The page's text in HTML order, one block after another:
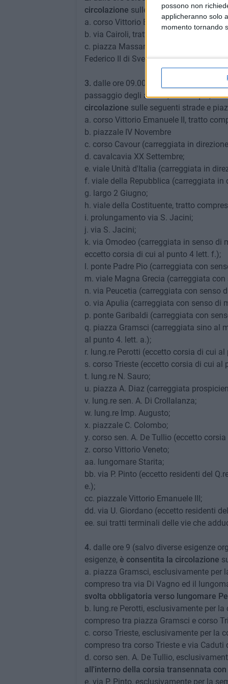
possono non
applicheranno solo
momento tornando
circolazione sulle seguenti strade e
a. corso Vittorio Emanuele II, tratto
b. via Cairoli, tratto compreso tra via
c. piazza Massari, carreggiata con
Federico II di Svevia;
3. dalle ore 09.00 (salvo diverse
passaggio degli atleti e, comunque,
circolazione sulle seguenti strade e
a. corso Vittorio Emanuele II, tratto
b. piazzale IV Novembre
c. corso Cavour (carreggiata in
d. cavalcavia XX Settembre;
e. viale Unità d'Italia (carreggiata in
f. viale della Repubblica (carreggiata in
g. largo 2 Giugno;
h. viale della Costituente, tratto
i. prolungamento via S. Jacini;
j. via S. Jacini;
k. via Omodeo (carreggiata in senso di
eccetto corsia di cui al punto 4 lett. f.);
l. ponte Padre Pio (carreggiata con
m. viale Magna Grecia (carreggiata
n. via Peucetia (carreggiata con senso
o. via Apulia (carreggiata con senso di
p. ponte Garibaldi (carreggiata con
q. piazza Gramsci (carreggiata sino al
al punto 4. lett. a.);
r. lung.re Perotti (eccetto corsia di cui al
s. corso Trieste (eccetto corsia di cui al
t. lung.re N. Sauro;
u. piazza A. Diaz (carreggiata
v. lung.re sen. A. Di Crollalanza;
w. lung.re Imp. Augusto;
x. piazzale C. Colombo;
y. corso sen. A. De Tullio (eccetto
z. corso Vittorio Veneto;
aa. lungomare Starita;
bb. via P. Pinto (eccetto residenti del
e.);
cc. piazzale Vittorio Emanuele III;
dd. via U. Giordano (eccetto residenti
ee. sui tratti terminali delle vie che
4. dalle ore 9 (salvo diverse esigenze
esigenze, è consentita la circolazione
a. piazza Gramsci, esclusivamente
compreso tra via Di Vagno ed il
svolta obbligatoria verso lungomare
b. lung.re Perotti, esclusivamente per
compreso tra piazza Gramsci e corso
c. corso Trieste, esclusivamente per la
compreso tra corso Trieste e via Caduti
d. corso sen. A. De Tullio,
all'interno della corsia transennata
e. via P. Pinto, esclusivamente per la